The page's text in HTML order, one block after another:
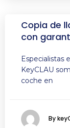
Copia de
con
Especialistas
KeyCLAU
coche en
By